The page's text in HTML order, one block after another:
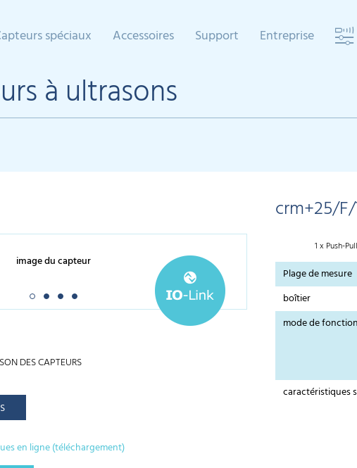
spéciaux Accessoires Support Entreprise
à ultrasons
crm+25/
image du capteur
DES CAPTEURS
en ligne (téléchargement)
1 x Push-Pull
Plage de mesure
boîtier
mode de
caractéristiques